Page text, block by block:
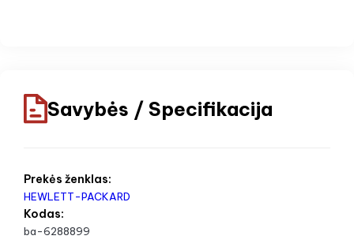
Savybės / Specifikacija
Prekės ženklas:
HEWLETT-PACKARD
Kodas:
ba-6288899